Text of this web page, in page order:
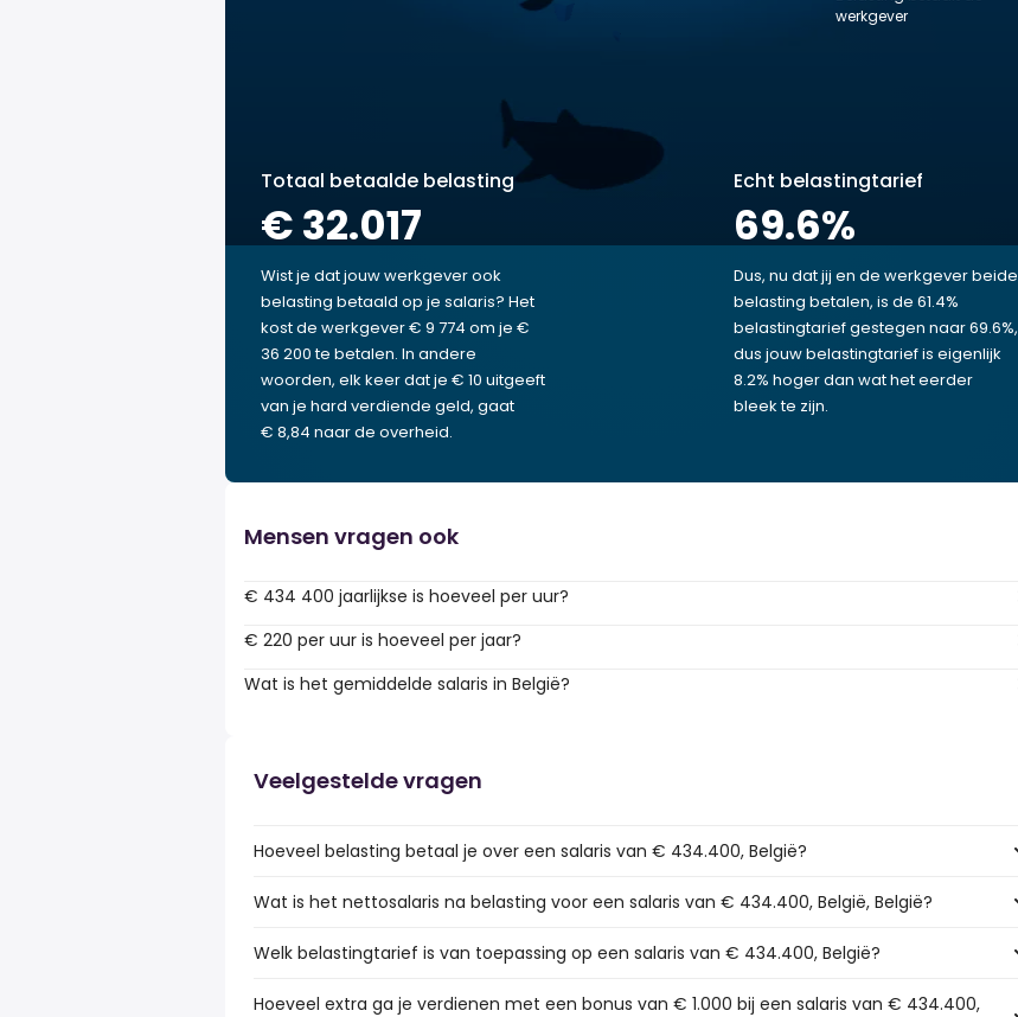
werkgever
Totaal betaalde belasting
€ 32.017
Wist je dat jouw werkgever ook
belasting betaald op je salaris? Het
kost de werkgever € 9 774 om je €
36 200 te betalen. In andere
woorden, elk keer dat je € 10 uitgeeft
van je hard verdiende geld, gaat
€ 8,84 naar de overheid.
Echt belastingtarief
69.6%
Dus, nu dat jij en de werkgever beide
belasting betalen, is de 61.4%
belastingtarief gestegen naar 69.6%,
dus jouw belastingtarief is eigenlijk
8.2% hoger dan wat het eerder
bleek te zijn.
Mensen vragen ook
€ 434 400 jaarlijkse is hoeveel per uur?
€ 220 per uur is hoeveel per jaar?
Wat is het gemiddelde salaris in België?
Veelgestelde vragen
Hoeveel belasting betaal je over een salaris van € 434.400, België?
Wat is het nettosalaris na belasting voor een salaris van € 434.400, België, België?
Welk belastingtarief is van toepassing op een salaris van € 434.400, België?
Hoeveel extra ga je verdienen met een bonus van € 1.000 bij een salaris van € 434.400,